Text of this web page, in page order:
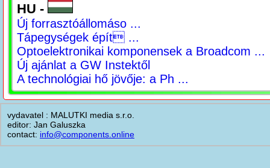
HU -
Új forrasztóállomáso ...
Tápegységek épít ...
Optoelektronikai komponensek a Broadcom ...
Új ajánlat a GW Instektől
A technológiai hő jövője: a Ph ...
vydavatel : MALUTKI media s.r.o.
editor: Jan Galuszka
contact: info@components.online